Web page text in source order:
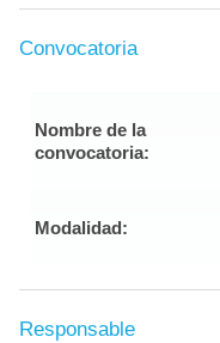
Convocatoria
Nombre de la
convocatoria:
Modalidad:
Responsable